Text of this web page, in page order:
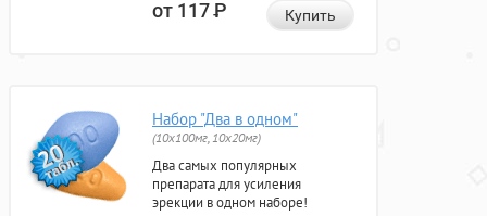
от 117Р Купить
Набор "Два в одном"
(10x100мг, 10x20мг)
Два самых популярных
препарата для усиления
эрекции в одном наборе!